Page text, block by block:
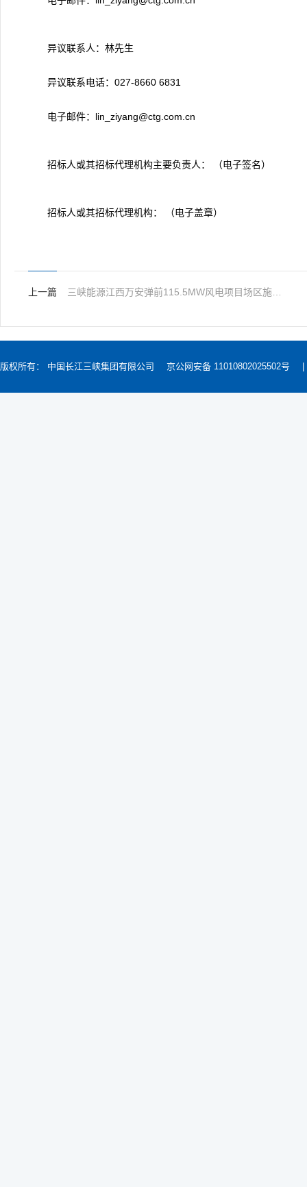
异议联系人：林先生
异议联系电话：027-8660 6831
电子邮件：lin_ziyang@ctg.com.cn
招标人或其招标代理机构主要负责人： （电子签名）
招标人或其招标代理机构： （电子盖章）
上一篇
版权所有： 中国长江三峡集团有限公司 京公网安备 11010802025502号